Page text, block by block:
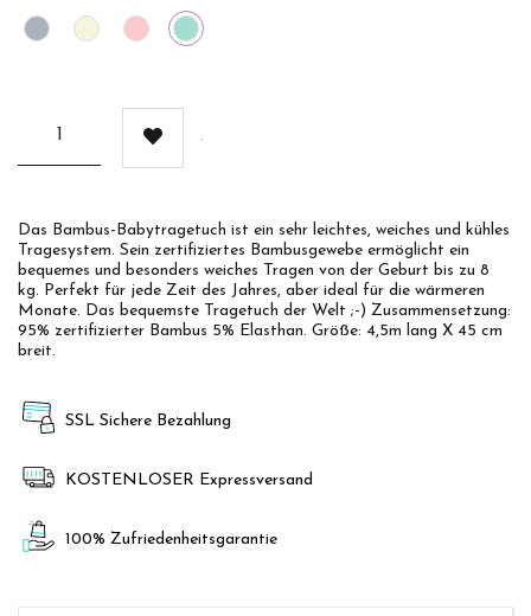
Gris Beige Rosa Mint
Das Bambus-Babytragetuch ist ein sehr leichtes, weiches und kühles
Tragesystem. Sein zertifiziertes Bambusgewebe ermöglicht ein
bequemes und besonders weiches Tragen von der Geburt bis zu 8
kg. Perfekt für jede Zeit des Jahres, aber ideal für die wärmeren
Monate. Das bequemste Tragetuch der Welt ;-) Zusammensetzung:
95% zertifizierter Bambus 5% Elasthan. Größe: 4,5m lang X 45 cm
breit.
SSL Sichere Bezahlung
KOSTENLOSER Expressversand
100% Zufriedenheitsgarantie